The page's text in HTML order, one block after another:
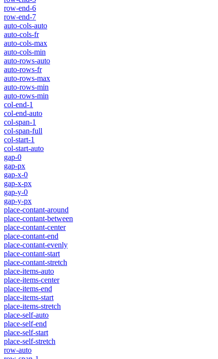
row-end-6
row-end-7
auto-cols-auto
auto-cols-fr
auto-cols-max
auto-cols-min
auto-rows-auto
auto-rows-fr
auto-rows-max
auto-rows-min
auto-rows-min
col-end-1
col-end-auto
col-span-1
col-span-full
col-start-1
col-start-auto
gap-0
gap-px
gap-x-0
gap-x-px
gap-y-0
gap-y-px
place-contant-around
place-contant-between
place-contant-center
place-contant-end
place-contant-evenly
place-contant-start
place-contant-stretch
place-items-auto
place-items-center
place-items-end
place-items-start
place-items-stretch
place-self-auto
place-self-end
place-self-start
place-self-stretch
row-auto